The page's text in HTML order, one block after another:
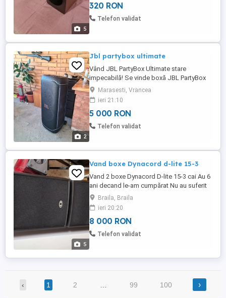
5
320 RON
Telefon validat
2
Jbl partybox ultimate
Vând JBL PartyBox Ultimate stare
impecabilă! Se vinde boxă JBL PartyBox
Ultimate, cumpărată acum aproximativ 1
an. A fost folosită foarte puțin, doar
ocazional, fiind păstrată în condiții foarte
bune. Funcționează 100% perfect Sunet
extrem de puternic și clar, cu bass
Marasesti, Vrancea
ieri 21:10
5 000 RON
Telefon validat
5
Vand boxe Dynacord d-lite 15-3
Vand 2 boxe Dynacord D-lite 15-3 cai Au 6
ani decand le-am cumpărat Nu au suferit
nici o intervenție Au urme mici de la
transport Din 2022 eu nu mai cant la
evenimente si m-am decis sa le dau. Se
vand cu proba Detalii la tel. Nu trimit prin
curier
Braila, Braila
ieri 20:20
8 000 RON
Telefon validat
‹ 1 2 99 100 ›